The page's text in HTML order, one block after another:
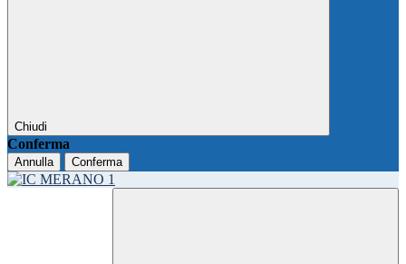
Chiudi
Conferma
Annulla Conferma